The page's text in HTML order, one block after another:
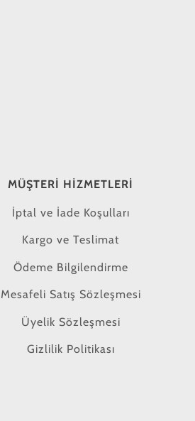
MÜŞTERI HIZMETLERI
İptal ve İade Koşulları
Kargo ve Teslimat
Ödeme Bilgilendirme
Mesafeli Satış Sözleşmesi
Üyelik Sözleşmesi
Gizlilik Politikası